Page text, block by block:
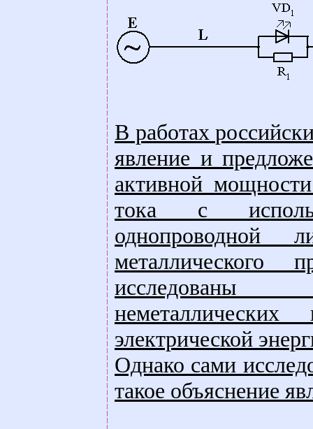
В работах
явление и
активной
тока с
однопроводной
исследованы
электрической
Однако сами
такое объяснение